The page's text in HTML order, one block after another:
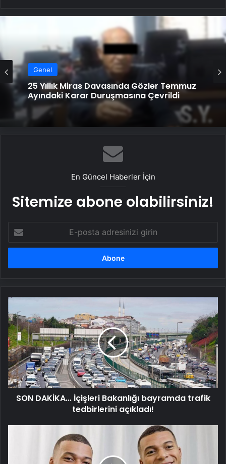
Genel
25 Yıllık Miras Davasında Gözler Temmuz
Ayındaki Karar Duruşmasına Çevrildi
En Güncel Haberler İçin
Sitemize abone olabilirsiniz!
posta
adresinizi
DAKİKA...
İçişleri
Bakanlığı
bayramda
trafik
tedbirlerini
açıkladı!
SON DAKİKA... İçişleri Bakanlığı bayramda trafik
tedbirlerini açıkladı!